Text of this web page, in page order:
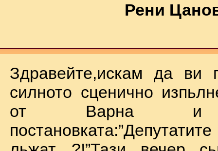
Рени
Здравейте,искам да ви
силното сценично
от Варна и